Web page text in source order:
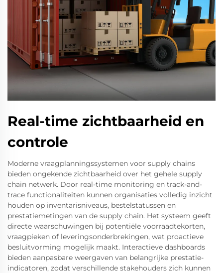
Real-time zichtbaarheid en
controle
Moderne vraagplanningssystemen voor supply chains
bieden ongekende zichtbaarheid over het gehele supply
chain netwerk. Door real-time monitoring en track-and-
trace functionaliteiten kunnen organisaties volledig inzicht
houden op inventarisniveaus, bestelstatussen en
prestatiemetingen van de supply chain. Het systeem geeft
directe waarschuwingen bij potentiële voorraadtekorten,
vraagpieken of leveringsonderbrekingen, wat proactieve
besluitvorming mogelijk maakt. Interactieve dashboards
bieden aanpasbare weergaven van belangrijke prestatie-
indicatoren, zodat verschillende stakehouders zich kunnen